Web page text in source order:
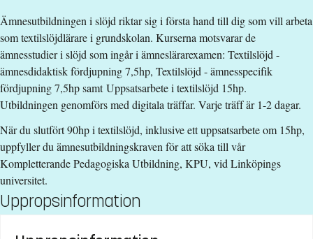
Studietakt:Halvfart
Nivå:Grundnivå
Studieform:Distans
Undervisningstid:Dagtid
Antal obligatoriska tillfällen:0
Undervisningsspråk
Svenska
Anmälningskod : LIU-27339
Antal platser:16
Särskilda förkunskapskrav
Ämnesutbildningen i slöjd riktar sig i första hand till dig som vill arbeta
som textilslöjdlärare i grundskolan. Kurserna motsvarar de
ämnesstudier i slöjd som ingår i ämneslärarexamen: Textilslöjd -
ämnesdidaktisk fördjupning 7,5hp, Textilslöjd - ämnesspecifik
fördjupning 7,5hp samt Uppsatsarbete i textilslöjd 15hp.
Utbildningen genomförs med digitala träffar. Varje träff är 1-2 dagar.
När du slutfört 90hp i textilslöjd, inklusive ett uppsatsarbete om 15hp,
uppfyller du ämnesutbildningskraven för att söka till vår
Kompletterande Pedagogiska Utbildning, KPU, vid Linköpings
universitet.
Uppropsinformation